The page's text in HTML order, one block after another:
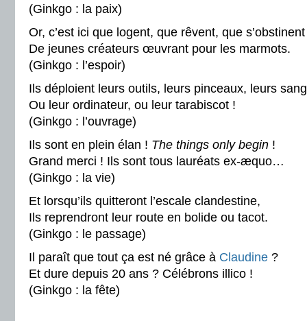
(Ginkgo : la paix)
Or, c’est ici que logent, que rêvent, que s’obstinent
De jeunes créateurs œuvrant pour les marmots.
(Ginkgo : l’espoir)
Ils déploient leurs outils, leurs pinceaux, leurs
Ou leur ordinateur, ou leur tarabiscot !
(Ginkgo : l’ouvrage)
Ils sont en plein élan ! The things only begin !
Grand merci ! Ils sont tous lauréats ex-æquo…
(Ginkgo : la vie)
Et lorsqu’ils quitteront l’escale clandestine,
Ils reprendront leur route en bolide ou tacot.
(Ginkgo : le passage)
Il paraît que tout ça est né grâce à Claudine ?
Et dure depuis 20 ans ? Célébrons illico !
(Ginkgo : la fête)